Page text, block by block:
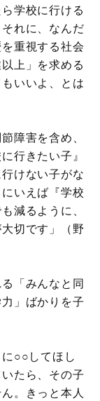
学校に行ける
れに、なんだ
重視する社会
上」を求める
いいよ、とは
障害を含め、
行きたい子』
けない子がな
いえば『学校
減るように、
切です」（野
「みんなと同
」ばかりを子
○○してほし
たら、その子
。きっと本人